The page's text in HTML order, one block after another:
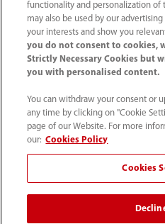
4007005652
使用条款｜网站地图
｜监察举报｜联系我们
© 2026 深圳迈瑞生物医疗
互联网药品信息服务资格证
functionality and personalization of
may also be used by our
your interests and show you
you do not consent to cookies,
Strictly Necessary Cookies but
you with personalised content.
You can withdraw your consent or
any time by clicking on "Cookie
page of our Website. For more
our: Cookies Policy
Cookies